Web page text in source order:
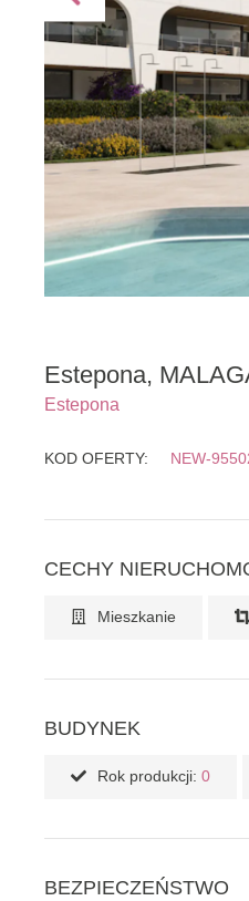
Estepona,
Estepona
KOD OFERTY: NEW-
CECHY
Mieszkanie
BUDYNEK
Rok produkcji: 0
BEZPIECZEŃSTWO